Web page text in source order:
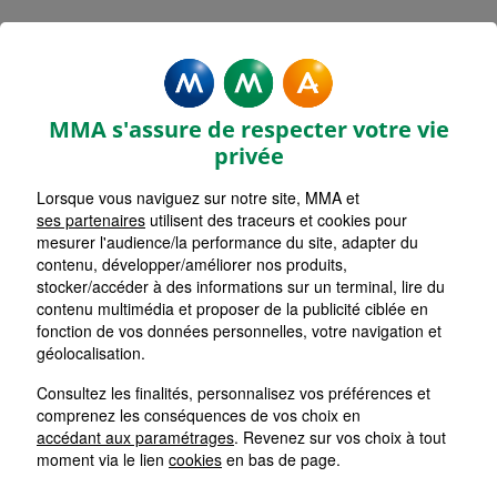
Mentions légales - MMA
Accueil
Retour
Mentions Légales
Les cookies sur le site de votre
Agent Général MMA
MMA s'assure de respecter votre vie
privée
Lorsque vous naviguez sur notre site, MMA et
ses partenaires utilisent des traceurs et cookies pour
mesurer l'audience/la performance du site, adapter du
contenu, développer/améliorer nos produits,
stocker/accéder à des informations sur un terminal, lire du
contenu multimédia et proposer de la publicité ciblée en
fonction de vos données personnelles, votre navigation et
géolocalisation.
Consultez les finalités, personnalisez vos préférences et
comprenez les conséquences de vos choix en
accédant aux paramétrages. Revenez sur vos choix à tout
moment via le lien cookies en bas de page.